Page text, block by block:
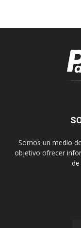
Somos un medio
objetivo ofrecer